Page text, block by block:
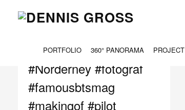
PORTFOLIO 360° PANORAMA PROJECT
TAG ARCHIVES:645Z
#Norderney #fotograf
#famousbtsmag
#makingof #pilot